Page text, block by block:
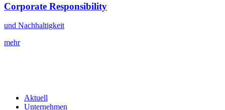
Corporate Responsibility
und Nachhaltigkeit
mehr
Aktuell
Unternehmen